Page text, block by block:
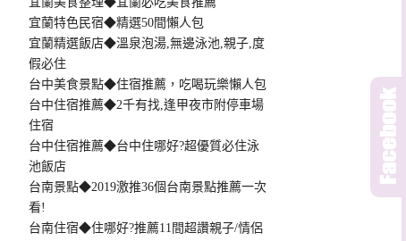
宜蘭特色民宿◆精選50間懶人包
宜蘭精選飯店◆溫泉泡湯,無邊泳池,親子,度
假必住
台中美食景點◆住宿推薦，吃喝玩樂懶人包
台中住宿推薦◆2千有找,逢甲夜市附停車場
住宿
台中住宿推薦◆台中住哪好?超優質必住泳
池飯店
台南景點◆2019激推36個台南景點推薦一次
看!
台南住宿◆住哪好?推薦11間超讚親子/情侶